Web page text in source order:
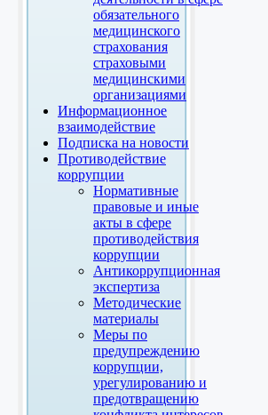
обязательного
медицинского
страхования
страховыми
медицинскими
организациями
Информационное
взаимодействие
Подписка на новости
Противодействие
коррупции
Нормативные
правовые и иные
акты в сфере
противодействия
коррупции
Антикоррупционная
экспертиза
Методические
материалы
Меры по
предупреждению
коррупции,
урегулированию и
предотвращению